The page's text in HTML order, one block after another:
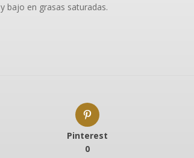
bajo en grasas saturadas.
Pinterest
0